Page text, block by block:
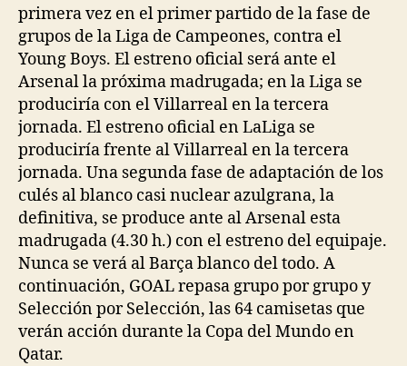
primera vez en el primer partido de la fase de
grupos de la Liga de Campeones, contra el
Young Boys. El estreno oficial será ante el
Arsenal la próxima madrugada; en la Liga se
produciría con el Villarreal en la tercera
jornada. El estreno oficial en LaLiga se
produciría frente al Villarreal en la tercera
jornada. Una segunda fase de adaptación de los
culés al blanco casi nuclear azulgrana, la
definitiva, se produce ante al Arsenal esta
madrugada (4.30 h.) con el estreno del equipaje.
Nunca se verá al Barça blanco del todo. A
continuación, GOAL repasa grupo por grupo y
Selección por Selección, las 64 camisetas que
verán acción durante la Copa del Mundo en
Qatar.